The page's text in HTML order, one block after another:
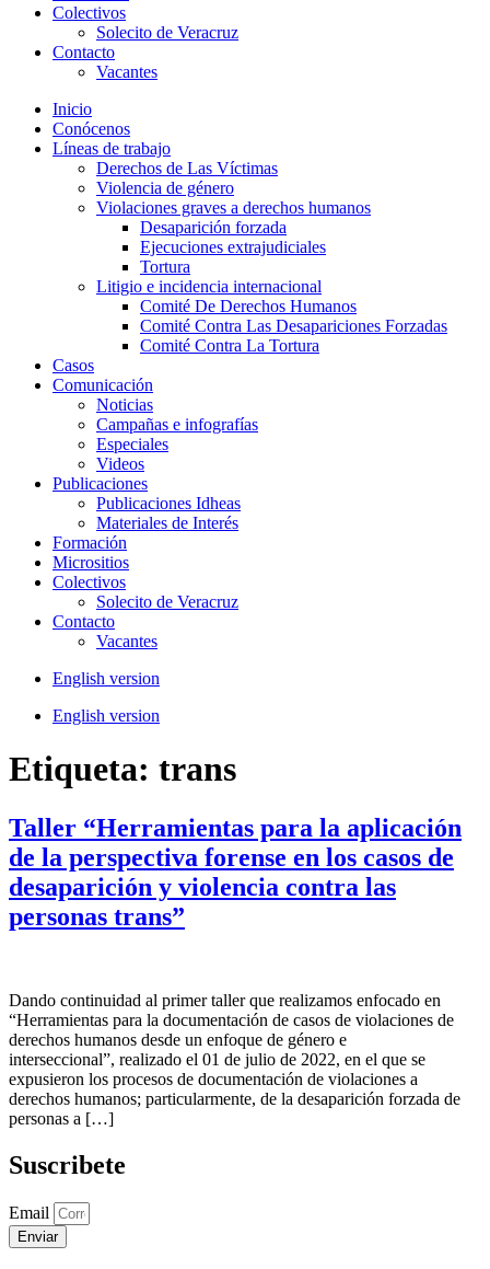
Colectivos
Solecito de Veracruz
Contacto
Vacantes
Inicio
Conócenos
Líneas de trabajo
Derechos de Las Víctimas
Violencia de género
Violaciones graves a derechos humanos
Desaparición forzada​
Ejecuciones extrajudiciales
Tortura
Litigio e incidencia internacional
Comité De Derechos Humanos​
Comité Contra Las Desapariciones Forzadas
Comité Contra La Tortura​
Casos
Comunicación
Noticias
Campañas e infografías
Especiales
Videos
Publicaciones
Publicaciones Idheas
Materiales de Interés
Formación
Micrositios
Colectivos
Solecito de Veracruz
Contacto
Vacantes
English version
English version
Etiqueta: trans
Taller “Herramientas para la aplicación
de la perspectiva forense en los casos de
desaparición y violencia contra las
personas trans”
Dando continuidad al primer taller que realizamos enfocado en
“Herramientas para la documentación de casos de violaciones de
derechos humanos desde un enfoque de género e
interseccional”, realizado el 01 de julio de 2022, en el que se
expusieron los procesos de documentación de violaciones a
derechos humanos; particularmente, de la desaparición forzada de
personas a […]
Suscribete
Email
Enviar